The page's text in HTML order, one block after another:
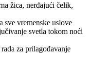
žica, nerđajući čelik,
sve vremenske uslove
svetla tokom noći
za prilagođavanje